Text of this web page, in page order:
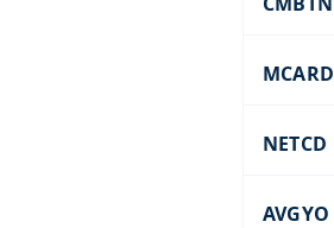
MCARD
NETCD
AVGYO